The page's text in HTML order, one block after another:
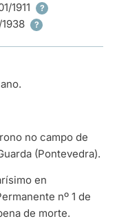
1911 ?
?
no campo de
(Pontevedra).
en
nº 1 de
de morte.